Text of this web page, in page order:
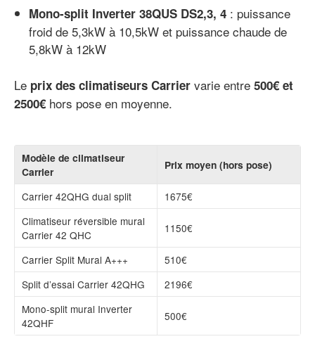
Mono-split Inverter 38QUS DS2,3, 4 : puissance
froid de 5,3kW à 10,5kW et puissance chaude de
5,8kW à 12kW
Le prix des climatiseurs Carrier varie entre 500€ et
2500€ hors pose en moyenne.
Modèle de climatiseur
Carrier
Prix moyen (hors pose)
Carrier 42QHG dual split
1675€
Climatiseur réversible mural
Carrier 42 QHC
1150€
Carrier Split Mural A+++
510€
Split d’essai Carrier 42QHG
2196€
Mono-split mural Inverter
42QHF
500€